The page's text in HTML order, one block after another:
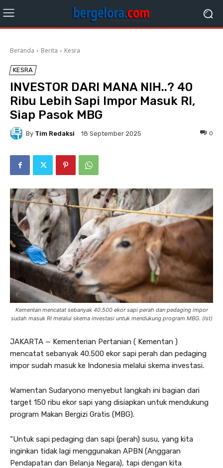
Beranda Berita Kesra
KESRA
INVESTOR DARI MANA NIH..? 40
Ribu Lebih Sapi Impor Masuk RI,
Siap Pasok MBG
By Tim Redaksi 18 September 2025 0
Kementan mencatat sebanyak 40.500 ekor sapi perah dan pedaging impor
sudah masuk RI melalui skema investasi untuk mendukung program MBG. (Ist)
JAKARTA — Kementerian Pertanian ( Kementan )
mencatat sebanyak 40.500 ekor sapi perah dan pedaging
impor sudah masuk ke Indonesia melalui skema investasi.
Wamentan Sudaryono menyebut langkah ini bagian dari
target 150 ribu ekor sapi yang disiapkan untuk mendukung
program Makan Bergizi Gratis (MBG).
“Untuk sapi pedaging dan sapi (perah) susu, yang kita
inginkan tidak lagi menggunakan APBN (Anggaran
Pendapatan dan Belanja Negara), tapi dengan kita